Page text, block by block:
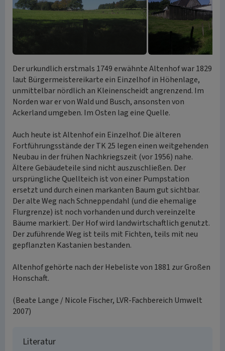
Der urkundlich erstmals 1749 erwähnte Altenhof war 1829
laut Bürgermeistereikarte ein Einzelhof in Höhenlage,
unmittelbar nördlich an Kleinenscheidt angrenzend. Im
Norden war er von Wald und Busch, ansonsten von
Ackerland umgeben. Im Osten lag eine Quelle.
Auch heute ist Altenhof ein Einzelhof. Die älteren
Fortführungsstände der TK 25 legen einen weitgehenden
Neubau in der frühen Nachkriegszeit (vor 1956) nahe.
Ältere Gebäudeteile sind nicht auszuschließen. Der
ursprüngliche Quellteich ist von einer Pumpstation
ersetzt und durch einen markanten Baum gut sichtbar.
Der alte Weg nach Schneppendahl (und die ehemalige
Flurgrenze) ist noch vorhanden und durch vereinzelte
Bäume markiert. Der Hof wird landwirtschaftlich genutzt.
Der zuführende Weg ist teils mit Fichten, teils mit neu
gepflanzten Kastanien bestanden.
Altenhof gehörte nach der Hebeliste von 1881 zur Großen
Honschaft.
(Beate Lange / Nicole Fischer, LVR-Fachbereich Umwelt
2007)
Literatur